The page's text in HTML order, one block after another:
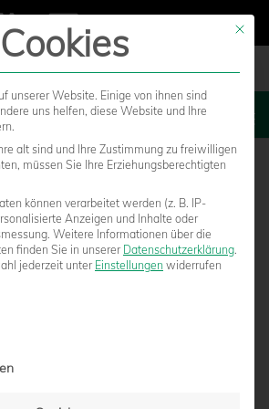
MENU
U23 VERLIERT
Mit
Cookies
unserer Website. Einige von ihnen sind
uns helfen, diese Website und Ihre
alt sind und Ihre Zustimmung zu freiwilligen
müssen Sie Ihre Erziehungsberechtigten
können verarbeitet werden (z. B. IP-
Anzeigen und Inhalte oder
Weitere Informationen über die
finden Sie in unserer Datenschutzerklärung.
jederzeit unter Einstellungen widerrufen
Service-Gruppen, für die eine